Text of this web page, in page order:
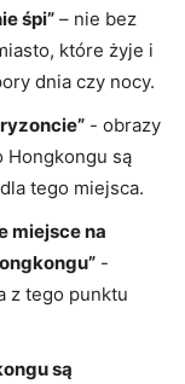
śpi” – nie ‌bez
które żyje⁣ i
dnia czy nocy.
​- obrazy
Hongkongu⁢ są
tego⁢ miejsca.
miejsce na
⁢-
z tego punktu
są⁣